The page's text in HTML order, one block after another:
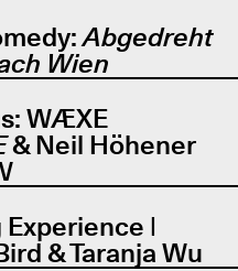
Abgedreht
Wien
WÆXE
& Neil Höhener
Experience |
& Taranja Wu